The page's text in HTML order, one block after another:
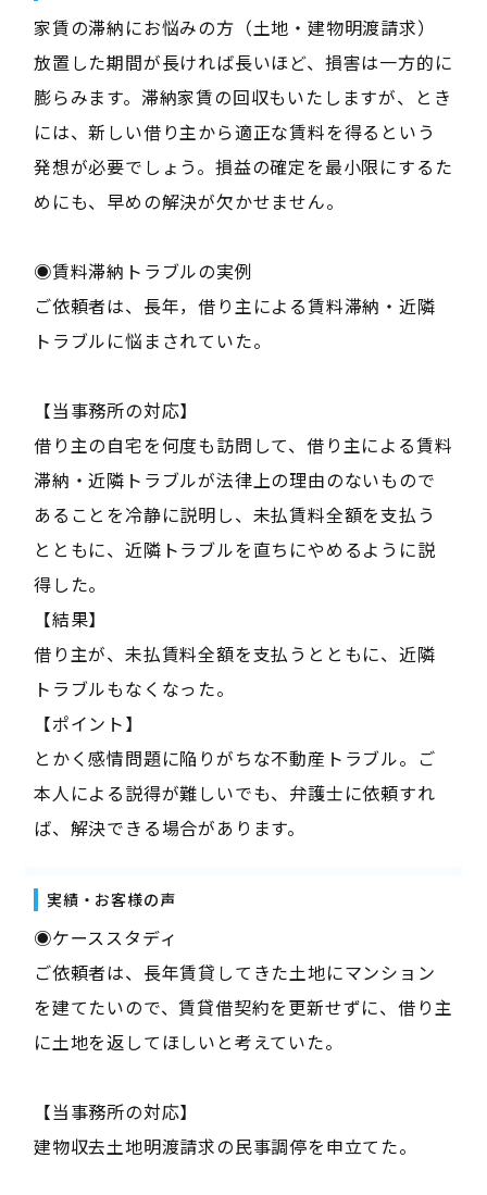
家賃の滞納にお悩みの方（土地・建物明渡請求）
放置した期間が長ければ長いほど、損害は一方的に
膨らみます。滞納家賃の回収もいたしますが、とき
には、新しい借り主から適正な賃料を得るという
発想が必要でしょう。損益の確定を最小限にするた
めにも、早めの解決が欠かせません。
◉賃料滞納トラブルの実例
ご依頼者は、長年，借り主による賃料滞納・近隣
トラブルに悩まされていた。
【当事務所の対応】
借り主の自宅を何度も訪問して、借り主による賃料
滞納・近隣トラブルが法律上の理由のないもので
あることを冷静に説明し、未払賃料全額を支払う
とともに、近隣トラブルを直ちにやめるように説
得した。
【結果】
借り主が、未払賃料全額を支払うとともに、近隣
トラブルもなくなった。
【ポイント】
とかく感情問題に陥りがちな不動産トラブル。ご
本人による説得が難しいでも、弁護士に依頼すれ
ば、解決できる場合があります。
実績・お客様の声
◉ケーススタディ
ご依頼者は、長年賃貸してきた土地にマンション
を建てたいので、賃貸借契約を更新せずに、借り主
に土地を返してほしいと考えていた。
【当事務所の対応】
建物収去土地明渡請求の民事調停を申立てた。